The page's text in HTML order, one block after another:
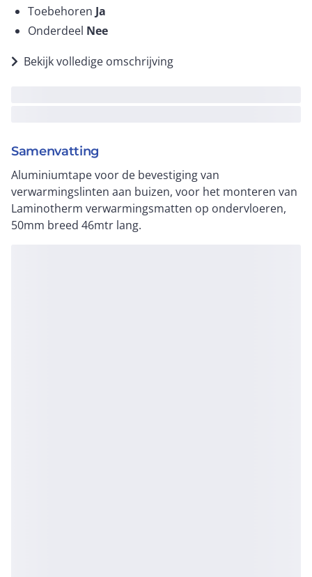
Toebehoren Ja
Onderdeel Nee
Bekijk volledige omschrijving
Samenvatting
Aluminiumtape voor de bevestiging van
verwarmingslinten aan buizen, voor het monteren van
Laminotherm verwarmingsmatten op ondervloeren,
50mm breed 46mtr lang.